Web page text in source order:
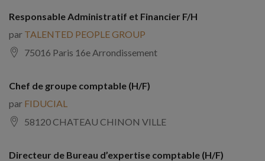
Responsable Administratif et Financier F/H
par TALENTED PEOPLE GROUP
75016 Paris 16e Arrondissement
Chef de groupe comptable (H/F)
par FIDUCIAL
58120 CHATEAU CHINON VILLE
Directeur de Bureau d’expertise comptable (H/F)